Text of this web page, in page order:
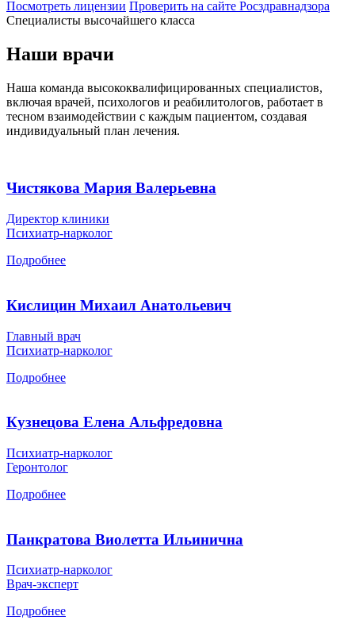
Посмотреть лицензии Проверить на сайте Росздравнадзора
Специалисты высочайшего класса
Наши врачи
Наша команда высококвалифицированных специалистов,
включая врачей, психологов и реабилитологов, работает в
тесном взаимодействии с каждым пациентом, создавая
индивидуальный план лечения.
Чистякова Мария Валерьевна
Директор клиники
Психиатр-нарколог
Подробнее
Кислицин Михаил Анатольевич
Главный врач
Психиатр-нарколог
Подробнее
Кузнецова Елена Альфредовна
Психиатр-нарколог
Геронтолог
Подробнее
Панкратова Виолетта Ильинична
Психиатр-нарколог
Врач-эксперт
Подробнее